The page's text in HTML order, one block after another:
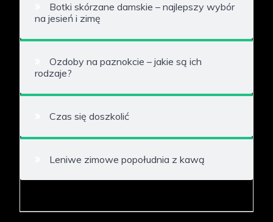
Botki skórzane damskie – najlepszy wybór
na jesień i zimę
Ozdoby na paznokcie – jakie są ich
rodzaje?
Czas się doszkolić
Leniwe zimowe popołudnia z kawą